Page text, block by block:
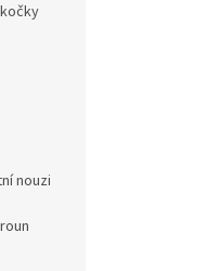
nouzi